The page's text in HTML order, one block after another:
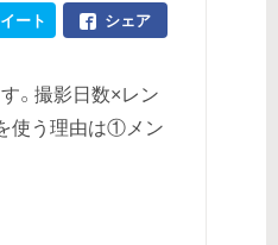
シェア
ート
。撮影日数×レン
使う理由は①メン